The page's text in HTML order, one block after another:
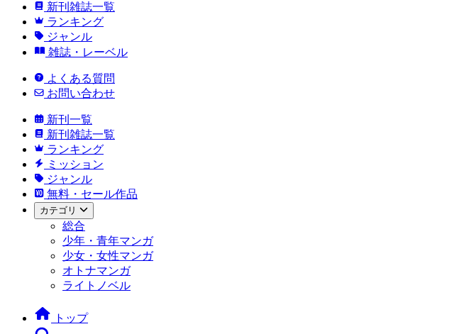
新刊雑誌一覧
ランキング
ジャンル
雑誌・レーベル
よくある質問
お問い合わせ
新刊一覧
新刊雑誌一覧
ランキング
ミッション
ジャンル
無料・セール作品
カテゴリ
総合
少年・青年マンガ
少女・女性マンガ
オトナマンガ
ライトノベル
トップ